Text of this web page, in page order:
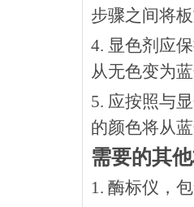
步骤之间将
4. 显色剂应
从无色变为
5. 应按照与
的颜色将从
需要的其
1. 酶标仪，